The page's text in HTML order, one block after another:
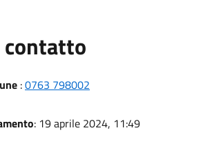
:0763 798002
: 19 aprile 2024, 11:49